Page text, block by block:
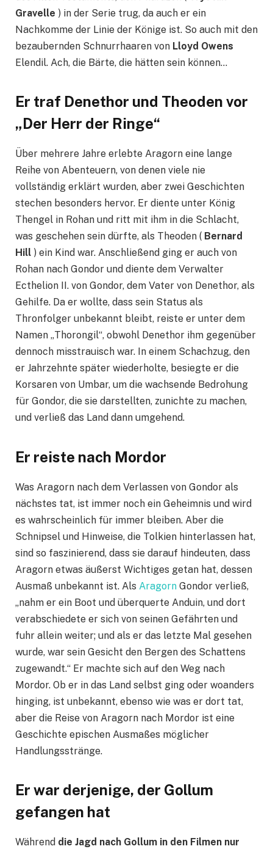
Gravelle ) in der Serie trug, da auch er ein
Nachkomme der Linie der Könige ist. So auch mit den
bezaubernden Schnurrhaaren von Lloyd Owens
Elendil. Ach, die Bärte, die hätten sein können…
Er traf Denethor und Theoden vor
„Der Herr der Ringe“
Über mehrere Jahre erlebte Aragorn eine lange
Reihe von Abenteuern, von denen viele nie
vollständig erklärt wurden, aber zwei Geschichten
stechen besonders hervor. Er diente unter König
Thengel in Rohan und ritt mit ihm in die Schlacht,
was geschehen sein dürfte, als Theoden ( Bernard
Hill ) ein Kind war. Anschließend ging er auch von
Rohan nach Gondor und diente dem Verwalter
Ecthelion II. von Gondor, dem Vater von Denethor, als
Gehilfe. Da er wollte, dass sein Status als
Thronfolger unbekannt bleibt, reiste er unter dem
Namen „Thorongil“, obwohl Denethor ihm gegenüber
dennoch misstrauisch war. In einem Schachzug, den
er Jahrzehnte später wiederholte, besiegte er die
Korsaren von Umbar, um die wachsende Bedrohung
für Gondor, die sie darstellten, zunichte zu machen,
und verließ das Land dann umgehend.
Er reiste nach Mordor
Was Aragorn nach dem Verlassen von Gondor als
nächstes tat, ist immer noch ein Geheimnis und wird
es wahrscheinlich für immer bleiben. Aber die
Schnipsel und Hinweise, die Tolkien hinterlassen hat,
sind so faszinierend, dass sie darauf hindeuten, dass
Aragorn etwas äußerst Wichtiges getan hat, dessen
Ausmaß unbekannt ist. Als Aragorn Gondor verließ,
„nahm er ein Boot und überquerte Anduin, und dort
verabschiedete er sich von seinen Gefährten und
fuhr allein weiter; und als er das letzte Mal gesehen
wurde, war sein Gesicht den Bergen des Schattens
zugewandt.“ Er machte sich auf den Weg nach
Mordor. Ob er in das Land selbst ging oder woanders
hinging, ist unbekannt, ebenso wie was er dort tat,
aber die Reise von Aragorn nach Mordor ist eine
Geschichte epischen Ausmaßes möglicher
Handlungsstränge.
Er war derjenige, der Gollum
gefangen hat
Während die Jagd nach Gollum in den Filmen nur